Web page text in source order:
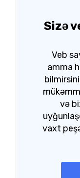
Sizə
Veb
amma
və
vaxt